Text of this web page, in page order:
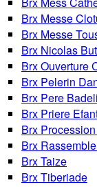
Brx Messe
Brx Messe
Brx Nicolas
Brx Ouverture
Brx Pelerin
Brx Pere
Brx Priere
Brx
Brx
Brx Taize
Brx Tiberiade